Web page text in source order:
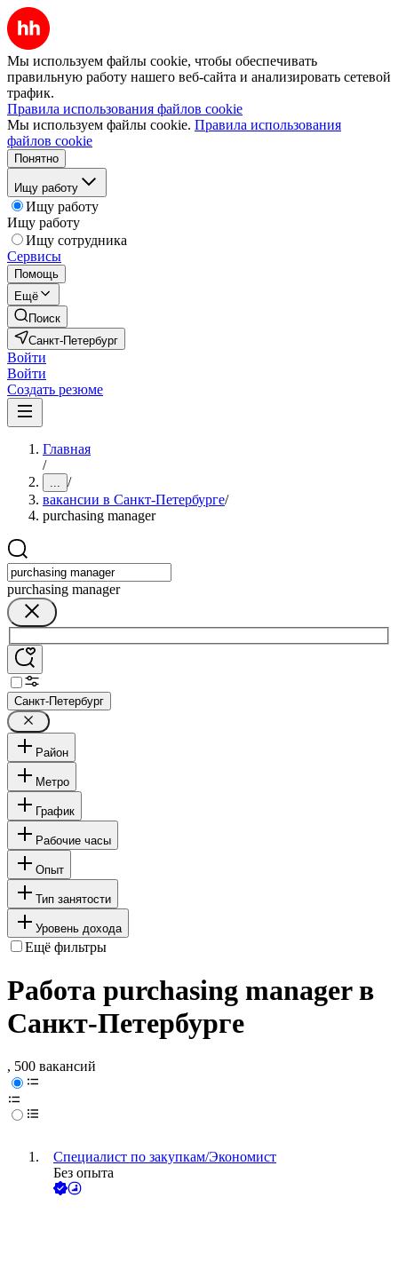
Мы используем файлы cookie, чтобы обеспечивать
правильную работу нашего веб-сайта и анализировать сетевой
трафик.
Правила использования файлов cookie
Мы используем файлы cookie. Правила использования
файлов cookie
Понятно
Ищу работу
Ищу работу
Ищу работу
Ищу сотрудника
Сервисы
Помощь
Ещё
Поиск
Санкт-Петербург
Войти
Войти
Создать резюме
Главная
/
... /
вакансии в Санкт-Петербурге/
purchasing manager
purchasing manager
Санкт-Петербург
Район
Метро
График
Рабочие часы
Опыт
Тип занятости
Уровень дохода
Ещё фильтры
Работа purchasing manager в
Санкт-Петербурге
, 500 вакансий
Специалист по закупкам/Экономист
Без опыта